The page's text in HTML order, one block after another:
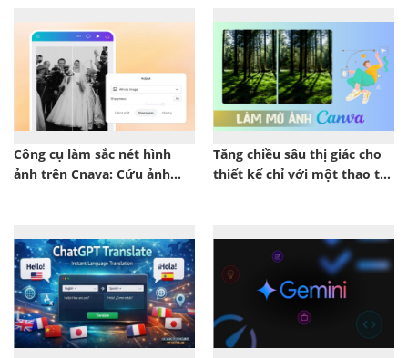
Công cụ làm sắc nét hình
ảnh trên Cnava: Cứu ảnh
Tăng chiều sâu thị giác cho
thiết kế chỉ với một thao tác